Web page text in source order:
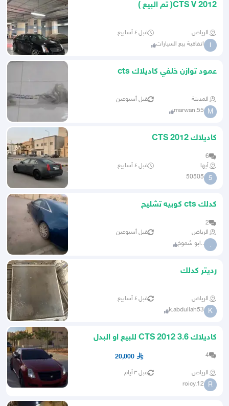
CTS V 2012( تم البيع )
الرياض قبل ٤ أسابيع
ا اتفاقية بيع السيارات
عمود توازن خلفي كاديلاك cts
المدينة قبل أسبوعين
M
marwan.55
كاديلاك 2012 CTS
6
أبها
قبل ٤ أسابيع
5
50505
كدلك cts كوبيه تشليح
2
الرياض
قبل أسبوعين
. ..ابو شموخ
رديتر كدلك
الرياض قبل ٤ أسابيع
K
k.abdullah53
كاديلاك CTS 2012 3.6 للبيع او البدل
المناسب
4
20,000
الرياض قبل ٣ أيام
R
roicy.12